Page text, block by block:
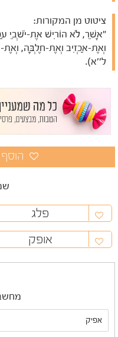
ציטוט מן המקורות:
"אָשֵׁר, לֹא הוֹרִישׁ אֶת-יֹשְׁבֵי
וְאֶת-אַכְזִיב וְאֶת-חֶלְבָּה,
ל''א).
פלג
אופק